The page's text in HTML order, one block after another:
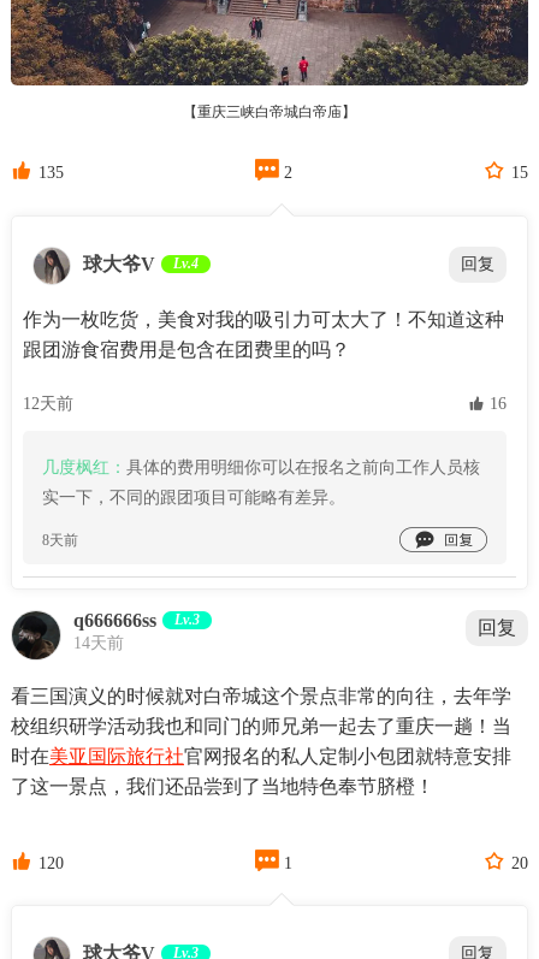
【重庆三峡白帝城白帝庙】
 135  2  15
球大爷V Lv.4 回复
作为一枚吃货，美食对我的吸引力可太大了！不知道这种
跟团游食宿费用是包含在团费里的吗？
12天前  16
几度枫红： 具体的费用明细你可以在报名之前向工作人员核
实一下，不同的跟团项目可能略有差异。
8天前 
q666666ss Lv.3
14天前
回复
看三国演义的时候就对白帝城这个景点非常的向往，去年学
校组织研学活动我也和同门的师兄弟一起去了重庆一趟！当
时在美亚国际旅行社官网报名的私人定制小包团就特意安排
了这一景点，我们还品尝到了当地特色奉节脐橙！
 120  1  20
球大爷V Lv.3 回复